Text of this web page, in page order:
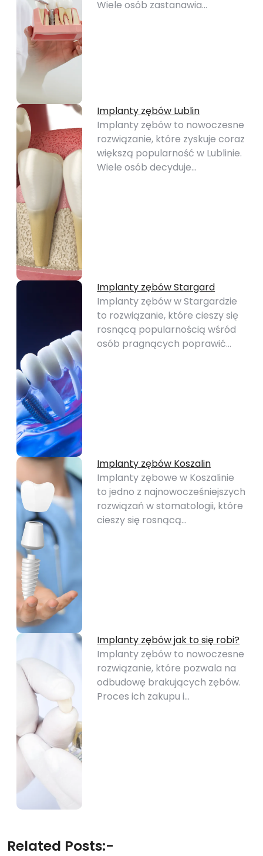
Wiele osób zastanawia…
Implanty zębów Lublin
Implanty zębów to nowoczesne
rozwiązanie, które zyskuje coraz
większą popularność w Lublinie.
Wiele osób decyduje…
Implanty zębów Stargard
Implanty zębów w Stargardzie
to rozwiązanie, które cieszy się
rosnącą popularnością wśród
osób pragnących poprawić…
Implanty zębów Koszalin
Implanty zębowe w Koszalinie
to jedno z najnowocześniejszych
rozwiązań w stomatologii, które
cieszy się rosnącą…
Implanty zębów jak to się robi?
Implanty zębów to nowoczesne
rozwiązanie, które pozwala na
odbudowę brakujących zębów.
Proces ich zakupu i…
Related Posts:-